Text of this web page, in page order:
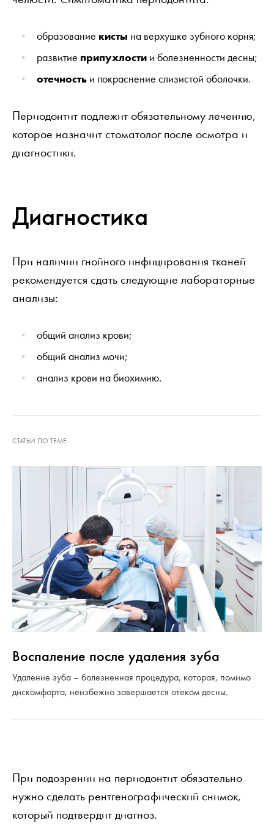
образование кисты на верхушке зубного корня;
развитие припухлости и болезненности десны;
отечность и покраснение слизистой оболочки.
Периодонтит подлежит обязательному лечению,
которое назначит стоматолог после осмотра и
диагностики.
Диагностика
При наличии гнойного инфицирования тканей
рекомендуется сдать следующие лабораторные
анализы:
общий анализ крови;
общий анализ мочи;
анализ крови на биохимию.
Воспаление после удаления зуба
Удаление зуба – болезненная процедура, которая, помимо
дискомфорта, неизбежно завершается отеком десны.
При подозрении на периодонтит обязательно
нужно сделать рентгенографический снимок,
который подтвердит диагноз.